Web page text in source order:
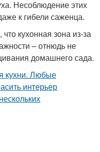
Несоблюдение этих
к гибели саженца.
кухонная зона из-за
– отнюдь не
домашнего сада.